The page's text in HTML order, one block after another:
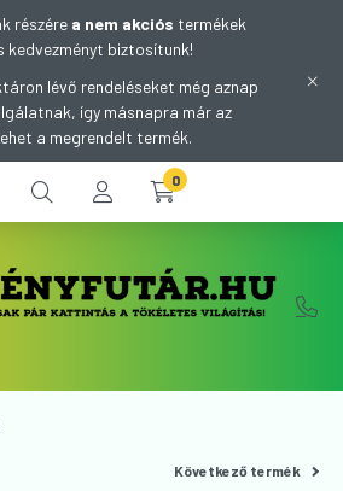
részére a nem akciós termékek
kedvezményt biztosítunk!
lévő rendeléseket még aznap
így másnapra már az
a megrendelt termék.
0
Következő termék